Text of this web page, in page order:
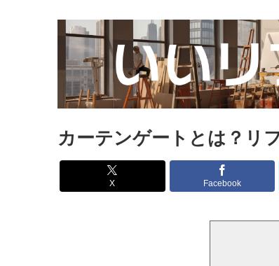
カーテンゲートとは？リ
X Facebook